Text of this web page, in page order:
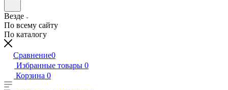
Везде
По всему сайту
По каталогу
Сравнение0
Избранные товары 0
Корзина 0